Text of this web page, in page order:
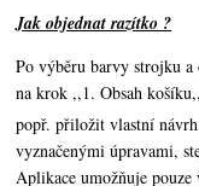
Jak objednat razítko ?
Po výběru barvy strojku
na krok ,,1. Obsah košíku,,
popř. přiložit vlastní
vyznačenými úpravami,
Aplikace umožňuje